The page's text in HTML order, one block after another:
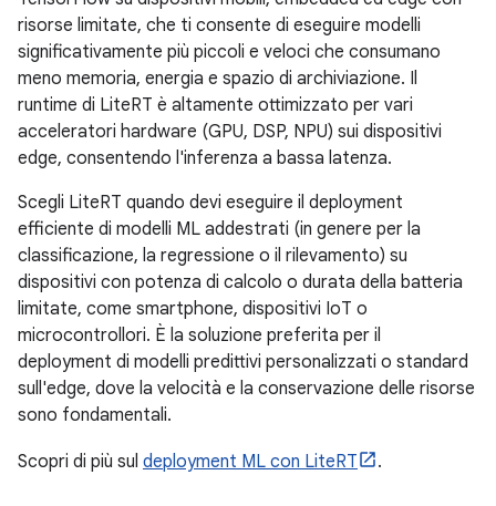
risorse limitate, che ti consente di eseguire modelli
significativamente più piccoli e veloci che consumano
meno memoria, energia e spazio di archiviazione. Il
runtime di LiteRT è altamente ottimizzato per vari
acceleratori hardware (GPU, DSP, NPU) sui dispositivi
edge, consentendo l'inferenza a bassa latenza.
Scegli LiteRT quando devi eseguire il deployment
efficiente di modelli ML addestrati (in genere per la
classificazione, la regressione o il rilevamento) su
dispositivi con potenza di calcolo o durata della batteria
limitate, come smartphone, dispositivi IoT o
microcontrollori. È la soluzione preferita per il
deployment di modelli predittivi personalizzati o standard
sull'edge, dove la velocità e la conservazione delle risorse
sono fondamentali.
Scopri di più sul deployment ML con LiteRT .